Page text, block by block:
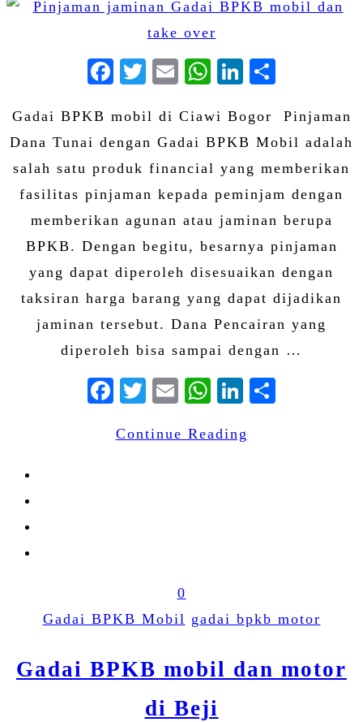
Facebook
Twitter
EmailWhatsApp
LinkedIn
Gadai BPKB mobil di Ciawi Bogor Pinjaman
Dana Tunai dengan Gadai BPKB Mobil adalah
salah satu produk financial yang memberikan
fasilitas pinjaman kepada peminjam dengan
memberikan agunan atau jaminan berupa
BPKB. Dengan begitu, besarnya pinjaman
yang dapat diperoleh disesuaikan dengan
taksiran harga barang yang dapat dijadikan
jaminan tersebut. Dana Pencairan yang
diperoleh bisa sampai dengan …
Facebook
Twitter
EmailWhatsApp
LinkedIn
Continue Reading
0
Gadai BPKB Mobil gadai bpkb motor
Gadai BPKB mobil dan motor
di Beji